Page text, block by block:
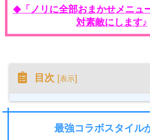
◆
「ノリに全部おまかせメニュ
対素敵にします♪
目次 [表示]
最強コラボスタイル